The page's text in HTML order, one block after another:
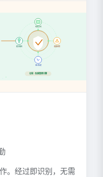
综合工时
超限预警
审计轨迹
差异规则
右轮 · 合规管理引擎
。经过即识别，无需